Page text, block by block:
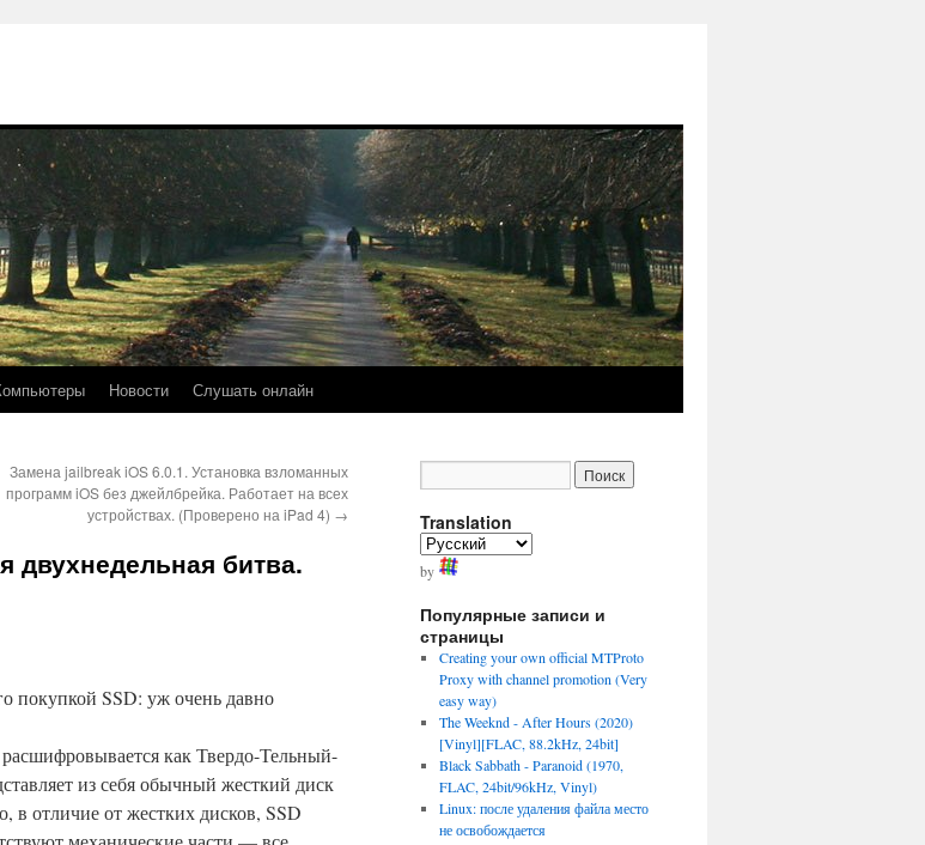
Новости Слушать онлайн
Замена jailbreak iOS 6.0.1. Установка взломанных
программ iOS без джейлбрейка. Работает на всех
устройствах. (Проверено на iPad 4) →
двухнедельная битва.
покупкой SSD: уж очень давно
как Твердо-Тельный-
из себя обычный жесткий диск
в отличие от жестких дисков, SSD
Translation
by
Популярные записи и
страницы
Creating your own official MTProto
Proxy with channel promotion (Very
easy way)
The Weeknd - After Hours (2020)
[Vinyl][FLAC, 88.2kHz, 24bit]
Black Sabbath - Paranoid (1970,
FLAC, 24bit/96kHz, Vinyl)
Linux: после удаления файла место
не освобождается